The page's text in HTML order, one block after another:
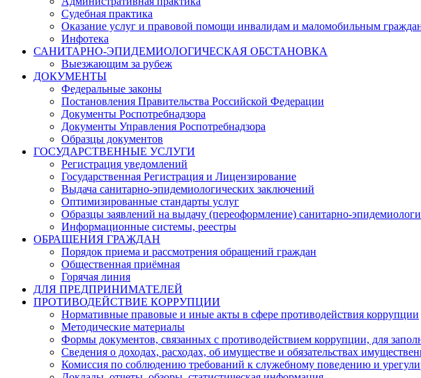
Судебная практика
Оказание услуг и правовой помощи инвалидам и маломобильным
Инфотека
САНИТАРНО-ЭПИДЕМИОЛОГИЧЕСКАЯ ОБСТАНОВКА
Выезжающим за рубеж
ДОКУМЕНТЫ
Федеральные законы
Постановления Правительства Российской Федерации
Документы Роспотребнадзора
Документы Управления Роспотребнадзора
Образцы документов
ГОСУДАРСТВЕННЫЕ УСЛУГИ
Регистрация уведомлений
Государственная Регистрация и Лицензирование
Выдача санитарно-эпидемиологических заключений
Оптимизированные стандарты услуг
Образцы заявлений на выдачу (переоформление) санитарно-
Информационные системы, реестры
ОБРАЩЕНИЯ ГРАЖДАН
Порядок приема и рассмотрения обращений граждан
Общественная приёмная
Горячая линия
ДЛЯ ПРЕДПРИНИМАТЕЛЕЙ
ПРОТИВОДЕЙСТВИЕ КОРРУПЦИИ
Нормативные правовые и иные акты в сфере противодействия коррупции
Методические материалы
Формы документов, связанных с противодействием коррупции, для
Сведения о доходах, расходах, об имуществе и обязательствах
Комиссия по соблюдению требований к служебному поведению и